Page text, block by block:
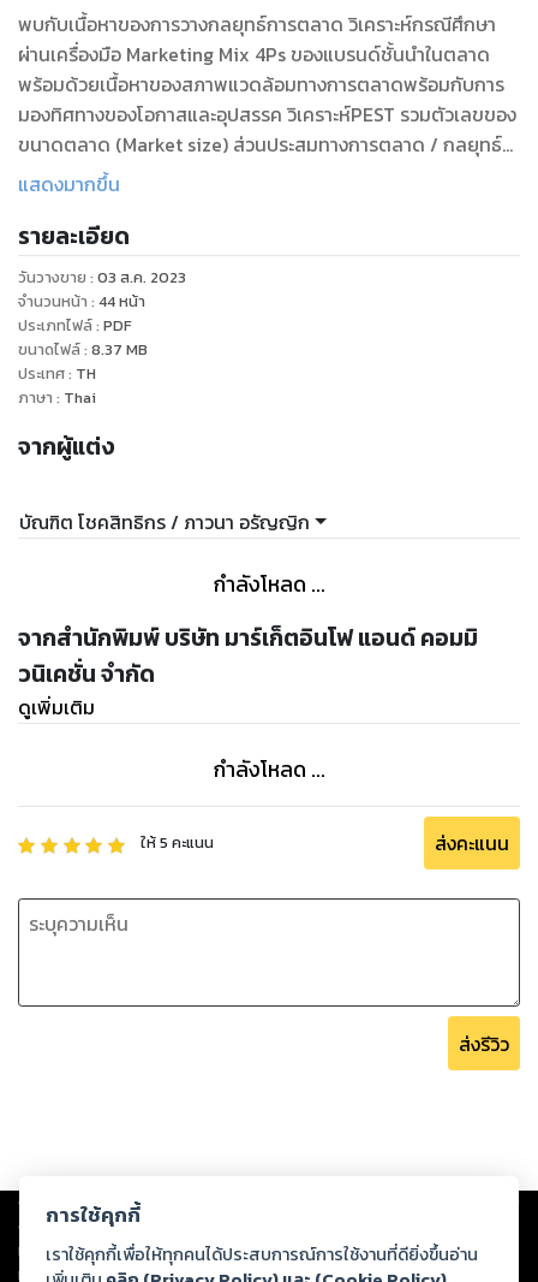
พบกับเนื้อหาของการวางกลยุทธ์การตลาด วิเคราะห์กรณีศึกษา
ผ่านเครื่องมือ Marketing Mix 4Ps ของแบรนด์ชั้นนำในตลาด
พร้อมด้วยเนื้อหาของสภาพแวดล้อมทางการตลาดพร้อมกับการ
มองทิศทางของโอกาสและอุปสรรค วิเคราะห์PEST รวมตัวเลขของ
ขนาดตลาด (Market size) ส่วนประสมทางการตลาด / กลยุทธ์
ทางการตลาด ( Market Mixed / 4p's ) และแนวโน้ม (Trend)
แสดงมากขึ้น
รายละเอียด
วันวางขาย : 03 ส.ค. 2023
จำนวนหน้า : 44หน้า
ประเภทไฟล์: PDF
ขนาดไฟล์: 8.37 MB
ประเทศ: TH
ภาษา : Thai
จากผู้แต่ง
บัณฑิต โชคสิทธิกร / ภาวนา อรัญญิก
กำลังโหลด ...
จากสำนักพิมพ์ บริษัท มาร์เก็ตอินโฟ แอนด์ คอมมิ
วนิเคชั่น จำกัด
ดูเพิ่มเติม
กำลังโหลด ...
ให้5 คะแนน ส่งคะแนน
ส่งรีวิว
Copyright © 2026
ต่อผลงานหรือเนื้อหาใดที่อัปโหลดผ่านเว็บไซต์และปรากฏว่าละเมิดสิทธิใน
ทรัพย์สินทางปัญญาของบุคคลอื่นหรือขัดต่อกฎหมายและศีลธรรม ดังนั้น ผู้อ่าน
ทุกท่านโปรดใช้วิจารณญาณในการกลั่นกรองด้วยตนเอง และหากท่านพบว่าส่วน
การใช้คุกกี้
เราใช้คุกกี้เพื่อให้ทุกคนได้ประสบการณ์การใช้งานที่ดียิ่งขึ้นอ่าน